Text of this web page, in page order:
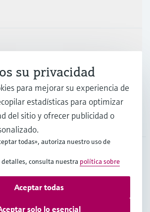
Group Services AG
su privacidad
para mejorar su experiencia de
estadísticas para optimizar
del sitio y ofrecer publicidad o
todas», autoriza nuestro uso de
detalles, consulta nuestra política sobre
solo lo esencial
Aceptar todas